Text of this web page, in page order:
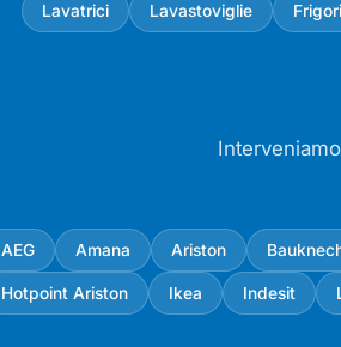
Lavatrici Lavastoviglie
AEG Amana Ariston
Hotpoint Ariston Ikea Indesit